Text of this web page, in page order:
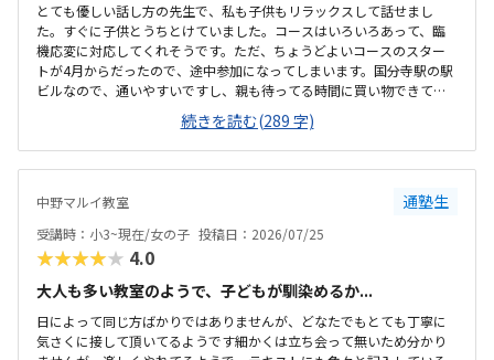
とても優しい話し方の先生で、私も子供もリラックスして話せまし
た。すぐに子供とうちとけていました。コースはいろいろあって、臨
機応変に対応してくれそうです。ただ、ちょうどよいコースのスター
トが4月からだったので、途中参加になってしまいます。国分寺駅の駅
ビルなので、通いやすいですし、親も待ってる時間に買い物できて良
さそうです。少し狭いですが、清潔感があって綺麗な教室でした。み
なさん集中してもくもくと学んでいました。他のプログラミング教室
も体験に行きましたが、他よりもお安かったので通いやすそうです。
先生が優しそうで、安心して子供を預けられそうでした。少人数なの
続きを読む(289 字)
中野マルイ教室 通塾生
受講時：小3~現在/女の子 投稿日：2026/07/25
★★★★★ 4.0
大人も多い教室のようで、子どもが馴染めるか...
日によって同じ方ばかりではありませんが、どなたでもとても丁寧に
気さくに接して頂いてるようです細かくは立ち会って無いため分かり